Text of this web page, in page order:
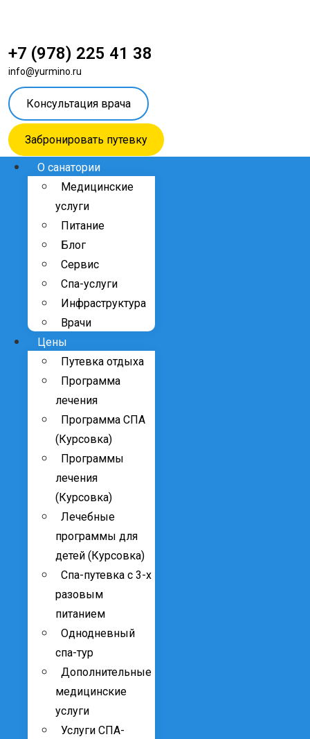
+7 (978) 225 41 38
info@yurmino.ru
Консультация врача
Забронировать путевку
О санатории
Медицинские
услуги
Питание
Блог
Сервис
Спа-услуги
Инфраструктура
Врачи
Цены
Путевка отдыха
Программа
лечения
Программа СПА
(Курсовка)
Программы
лечения
(Курсовка)
Лечебные
программы для
детей (Курсовка)
Спа-путевка с 3-х
разовым
питанием
Однодневный
спа-тур
Дополнительные
медицинские
услуги
Услуги СПА-